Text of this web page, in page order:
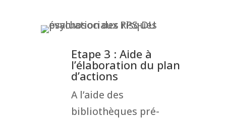
Etape 3 : Aide à
l’élaboration du plan
d’actions
A l’aide des
bibliothèques pré-